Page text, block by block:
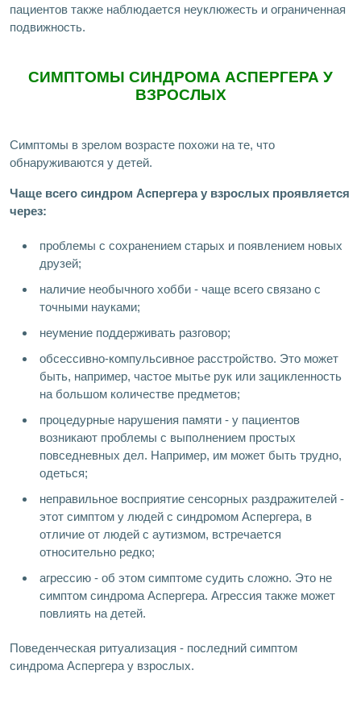
пациентов также наблюдается неуклюжесть и ограниченная
подвижность.
СИМПТОМЫ СИНДРОМА АСПЕРГЕРА У
ВЗРОСЛЫХ
Симптомы в зрелом возрасте похожи на те, что
обнаруживаются у детей.
Чаще всего синдром Аспергера у взрослых проявляется
через:
проблемы с сохранением старых и появлением новых
друзей;
наличие необычного хобби - чаще всего связано с
точными науками;
неумение поддерживать разговор;
обсессивно-компульсивное расстройство. Это может
быть, например, частое мытье рук или зацикленность
на большом количестве предметов;
процедурные нарушения памяти - у пациентов
возникают проблемы с выполнением простых
повседневных дел. Например, им может быть трудно,
одеться;
неправильное восприятие сенсорных раздражителей -
этот симптом у людей с синдромом Аспергера, в
отличие от людей с аутизмом, встречается
относительно редко;
агрессию - об этом симптоме судить сложно. Это не
симптом синдрома Аспергера. Агрессия также может
повлиять на детей.
Поведенческая ритуализация - последний симптом
синдрома Аспергера у взрослых.